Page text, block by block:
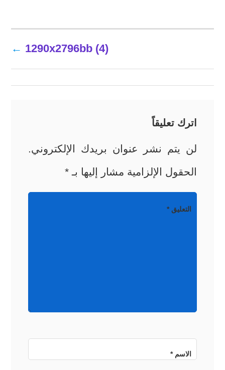
المقالات
1290x2796bb (4)
اترك تعليقاً
لن يتم نشر عنوان بريدك الإلكتروني.
الحقول الإلزامية مشار إليها بـ *
التعليق*
الاسم*